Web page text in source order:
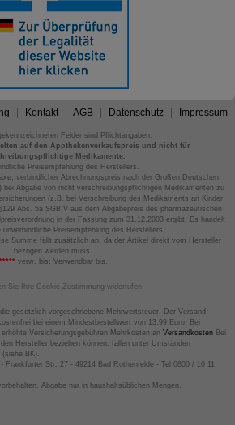
Kontakt AGB Datenschutz Impressum
Felder sind Pflichtangaben.
auf den Apothekenverkaufspreis und nicht für
Medikamente.
Preisempfehlung des Herstellers.
verbindlicher Abrechnungspreis nach der Großen Deutschen
bei Abgabe von nicht verschreibungspflichtigen Medikamenten zu
(z.B. bei Verschreibung des Medikaments an Kinder
Abs. 5a SGB V aus dem Abgabepreis des pharmazeutischen
in der Fassung zum 31.12.2003 ergibt. Es handelt
unverbindliche Preisempfehlung des Herstellers.
Summe fällt zusätzlich an, da der Artikel direkt vom Hersteller
bezogen werden muss.
*****verw. bis: Verwendbar bis.
Sie Ihre Cookie-Zustimmung widerrufen
gesetzlich vorgeschriebene Mehrwertsteuer. Der Versand
bei einem Mindestbestellwert von 13,99 Euro. Bei
Versicherungsgebühren Mehrkosten an VersandkostenBei
Hersteller beziehen können, fallen unter Umständen
BK).
Frankfurter Str. 27 - 49214 Bad Rothenfelde - Tel 0800 / 10 11
Abgabe nur in haushaltsüblichen Mengen.